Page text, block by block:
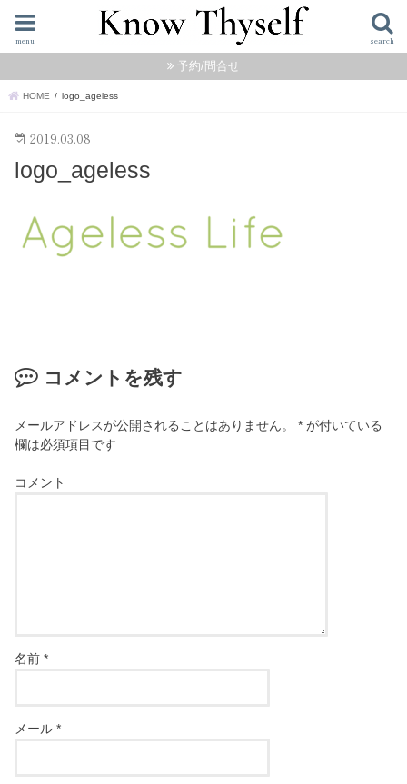
search
menu
予約/問合せ
HOME logo_ageless
2019.03.08
logo_ageless
コメントを残す
メールアドレスが公開されることはありません。 * が付いている
欄は必須項目です
コメント
名前*
メール*